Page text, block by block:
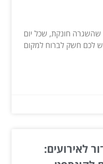
חונקת, שכל יום
לכם חשק לברוח למקום
לאירועים: